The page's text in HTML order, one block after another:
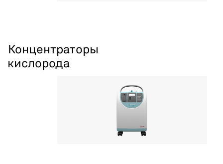
Концентраторы
кислорода